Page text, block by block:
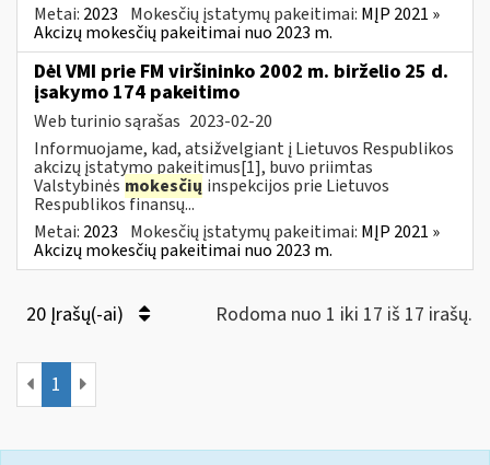
Metai: 2023 Mokesčių įstatymų pakeitimai: MĮP 2021 »
Akcizų mokesčių pakeitimai nuo 2023 m.
Dėl VMI prie FM viršininko 2002 m. birželio 25 d.
įsakymo 174 pakeitimo
Web turinio sąrašas 2023-02-20
Informuojame, kad, atsižvelgiant į Lietuvos Respublikos
akcizų įstatymo pakeitimus[1], buvo priimtas
Valstybinės mokesčių inspekcijos prie Lietuvos
Respublikos finansų...
Metai: 2023 Mokesčių įstatymų pakeitimai: MĮP 2021 »
Akcizų mokesčių pakeitimai nuo 2023 m.
20 Įrašų(-ai) Rodoma nuo 1 iki 17 iš 17 irašų.
1